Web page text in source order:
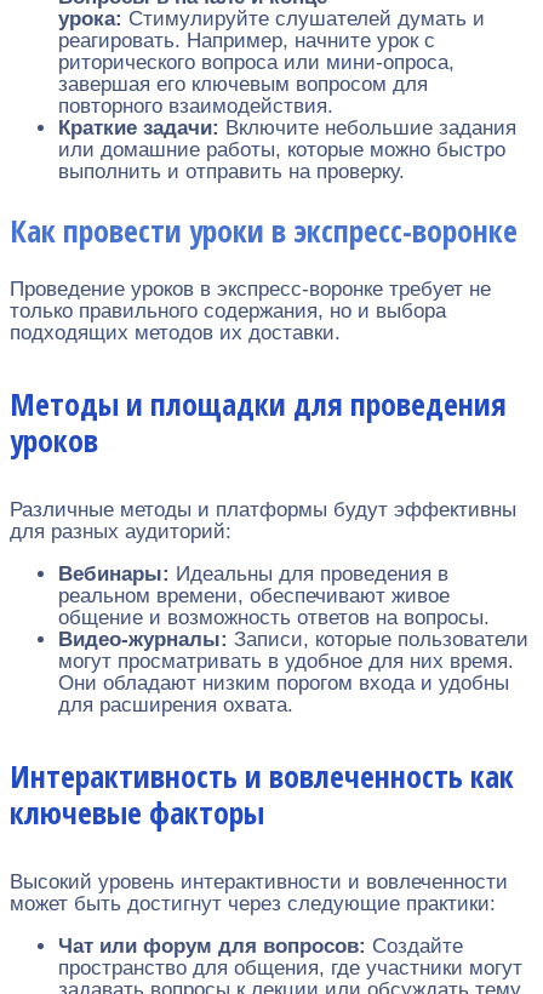
урока: Стимулируйте слушателей думать и
реагировать. Например, начните урок с
риторического вопроса или мини-опроса,
завершая его ключевым вопросом для
повторного взаимодействия.
Краткие задачи: Включите небольшие задания
или домашние работы, которые можно быстро
выполнить и отправить на проверку.
Как провести уроки в экспресс-воронке
Проведение уроков в экспресс-воронке требует не
только правильного содержания, но и выбора
подходящих методов их доставки.
Методы и площадки для проведения
уроков
Различные методы и платформы будут эффективны
для разных аудиторий:
Вебинары: Идеальны для проведения в
реальном времени, обеспечивают живое
общение и возможность ответов на вопросы.
Видео-журналы: Записи, которые пользователи
могут просматривать в удобное для них время.
Они обладают низким порогом входа и удобны
для расширения охвата.
Интерактивность и вовлеченность как
ключевые факторы
Высокий уровень интерактивности и вовлеченности
может быть достигнут через следующие практики:
Чат или форум для вопросов: Создайте
пространство для общения, где участники могут
задавать вопросы к лекции или обсуждать тему